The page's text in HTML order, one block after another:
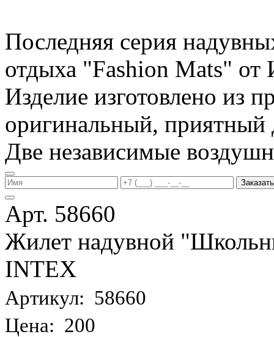
Последняя серия
отдыха "Fashion Mats"
Изделие изготовлено из
оригинальный, приятный
Две независимые
Заказать
Арт. 58660
Жилет надувной
INTEX
Артикул: 58660
Цена: 200